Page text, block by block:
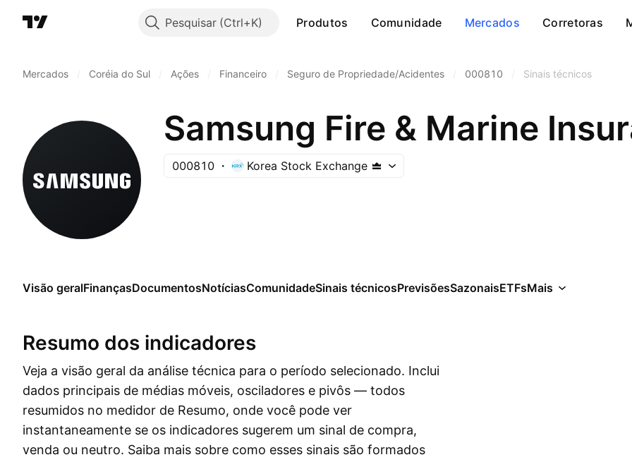
Pesquisar Produtos Comunidade Mercados Corretoras
Mercados Coréia do Sul Ações Financeiro Seguro de Propriedade/Acidentes 000810 Sinais técnicos
Samsung Fire & Marine
000810 Korea Stock Exchange
Visão geralFinançasDocumentosNotíciasComunidadeSinais técnicosPrevisõesSazonaisETFsMais
Resumo dos indicadores
Veja a visão geral da análise técnica para o período selecionado. Inclui
dados principais de médias móveis, osciladores e pivôs — todos
resumidos no medidor de Resumo, onde você pode ver
instantaneamente se os indicadores sugerem um sinal de compra,
venda ou neutro. Saiba mais sobre como esses sinais são formados